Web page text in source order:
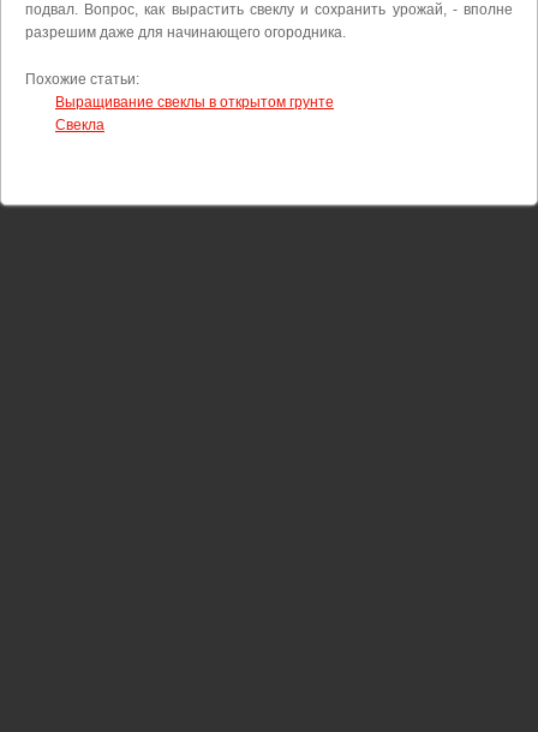
подвал. Вопрос, как вырастить свеклу и сохранить урожай, - вполне
разрешим даже для начинающего огородника.
Похожие статьи:
Выращивание свеклы в открытом грунте
Свекла